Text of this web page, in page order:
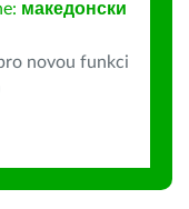
македонски
novou funkci